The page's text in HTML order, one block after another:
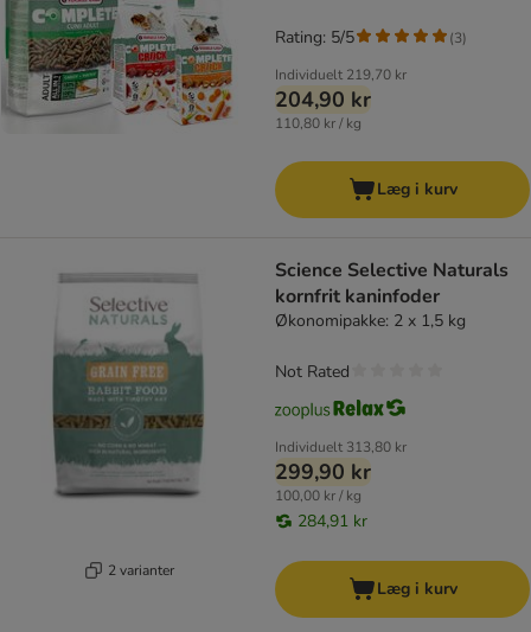
Individuelt 219,70 kr
204,90 kr
110,80 kr / kg
Rating: 5/5 (3)
Læg i kurv
2 varianter
Science Selective Naturals
kornfrit kaninfoder
Økonomipakke: 2 x 1,5 kg
Individuelt 313,80 kr
299,90 kr
100,00 kr / kg
284,91 kr
Not Rated
Læg i kurv